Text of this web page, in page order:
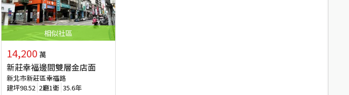
相似社區
14,200 萬
新莊幸福邊間雙層金店面
新北市新莊區幸福路
建坪98.52 2廳1衛 35.6年